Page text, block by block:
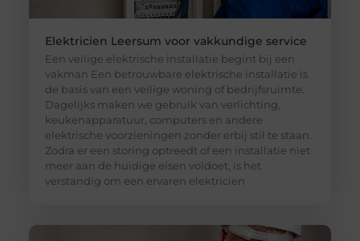
Elektricien Leersum voor vakkundige service
Een veilige elektrische installatie begint bij een
vakman Een betrouwbare elektrische installatie is
de basis van een veilige woning of bedrijfsruimte.
Dagelijks maken we gebruik van verlichting,
keukenapparatuur, computers en andere
elektrische voorzieningen zonder erbij stil te staan.
Zodra er een storing optreedt of een installatie niet
meer aan de huidige eisen voldoet, is het
verstandig om een ervaren elektricien